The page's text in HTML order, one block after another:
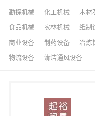
勘探机械 化工机械 木材
食品机械 农林机械 纸制
商业设备 制药设备 冶炼
物流设备 清洁通风设备